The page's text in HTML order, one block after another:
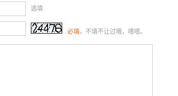
选填
必填，不填不让过哦，嘻嘻。